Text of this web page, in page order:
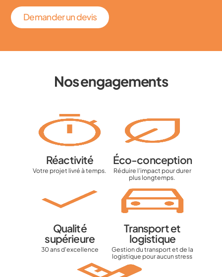
Demander un devis
Nos engagements
Réactivité
Votre projet livré à temps.
Éco-conception
Réduire l’impact pour durer
plus longtemps.
Qualité
supérieure
30 ans d'excellence
Transport et
logistique
Gestion du transport et de la
logistique pour aucun stress